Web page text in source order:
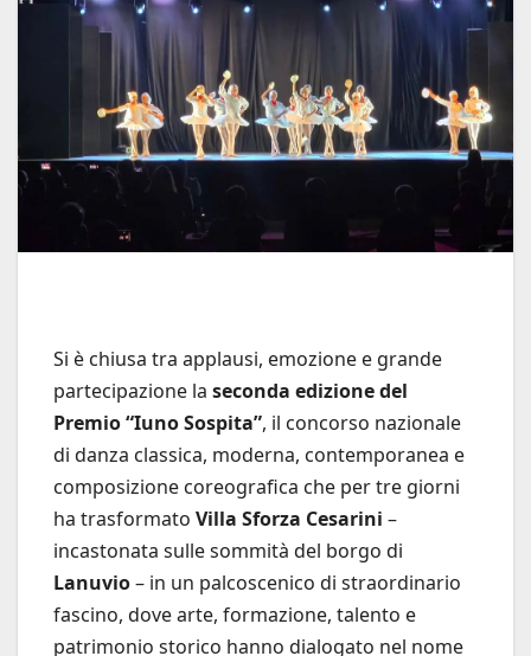
Si è chiusa tra applausi, emozione e grande
partecipazione la seconda edizione del
Premio “Iuno Sospita”, il concorso nazionale
di danza classica, moderna, contemporanea e
composizione coreografica che per tre giorni
ha trasformato Villa Sforza Cesarini –
incastonata sulle sommità del borgo di
Lanuvio– in un palcoscenico di straordinario
fascino, dove arte, formazione, talento e
patrimonio storico hanno dialogato nel nome